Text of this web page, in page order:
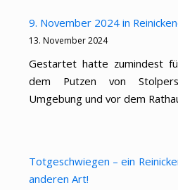
9. November 2024 in
13. November 2024
Gestartet hatte zumindest
dem Putzen von
Umgebung und vor dem
Totgeschwiegen – ein
anderen Art!